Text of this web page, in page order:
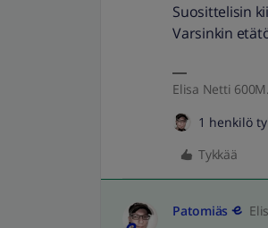
Suosittelisin
Varsinkin
Elisa Netti
1 henkilö
Tykkää
Patomiäs